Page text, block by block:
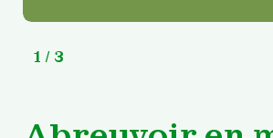
1 / 3